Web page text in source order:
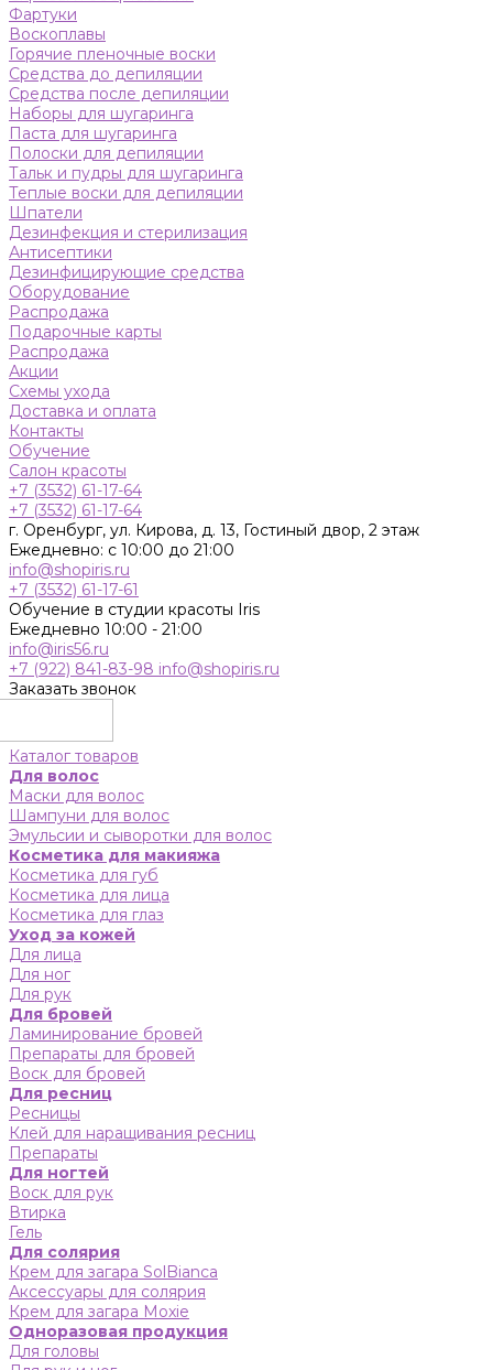
Фартуки
Воскоплавы
Горячие пленочные воски
Средства до депиляции
Средства после депиляции
Наборы для шугаринга
Паста для шугаринга
Полоски для депиляции
Тальк и пудры для шугаринга
Теплые воски для депиляции
Шпатели
Дезинфекция и стерилизация
Антисептики
Дезинфицирующие средства
Оборудование
Распродажа
Подарочные карты
Распродажа
Акции
Схемы ухода
Доставка и оплата
Контакты
Обучение
Салон красоты
+7 (3532) 61-17-64
+7 (3532) 61-17-64
г. Оренбург, ул. Кирова, д. 13, Гостиный двор, 2 этаж
Ежедневно: с 10:00 до 21:00
info@shopiris.ru
+7 (3532) 61-17-61
Обучение в студии красоты Iris
Ежедневно 10:00 - 21:00
info@iris56.ru
+7 (922) 841-83-98 info@shopiris.ru
Заказать звонок
Каталог товаров
Для волос
Маски для волос
Шампуни для волос
Эмульсии и сыворотки для волос
Косметика для макияжа
Косметика для губ
Косметика для лица
Косметика для глаз
Уход за кожей
Для лица
Для ног
Для рук
Для бровей
Ламинирование бровей
Препараты для бровей
Воск для бровей
Для ресниц
Ресницы
Клей для наращивания ресниц
Препараты
Для ногтей
Воск для рук
Втирка
Гель
Для солярия
Крем для загара SolBianca
Аксессуары для солярия
Крем для загара Moxie
Одноразовая продукция
Для головы